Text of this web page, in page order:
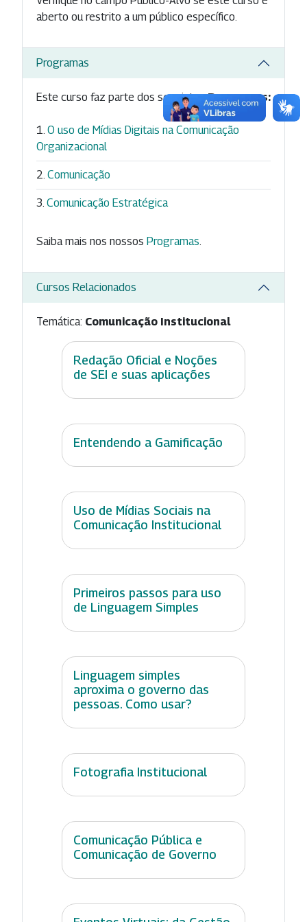
aberto ou restrito a um público específico.
Programas
Este curso faz parte dos seguintesProgramas:
O uso de Mídias Digitais na Comunicação
Organizacional
Comunicação
Comunicação Estratégica
Saiba mais nos nossos Programas
Cursos Relacionados
Temática: Comunicação Institucional
Redação Oficial e Noções
de SEI e suas aplicações
Entendendo a Gamificação
Uso de Mídias Sociais na
Comunicação Institucional
Primeiros passos para uso
de Linguagem Simples
Linguagem simples
aproxima o governo das
pessoas. Como usar?
Fotografia Institucional
Comunicação Pública e
Comunicação de Governo